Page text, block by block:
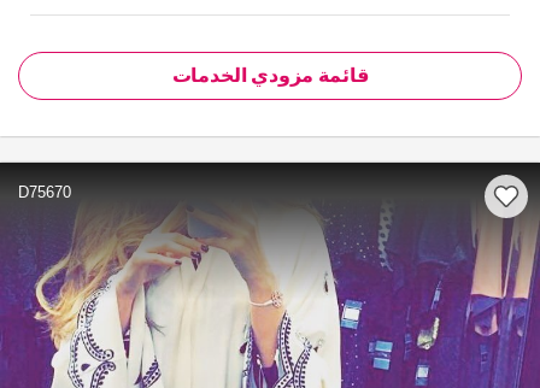
قائمة مزودي الخدمات
D75670